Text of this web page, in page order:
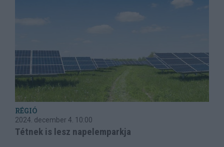
RÉGIÓ
2024. december 4. 10:00
Tétnek is lesz napelemparkja